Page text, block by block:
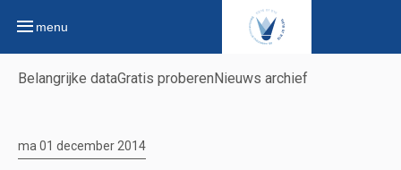
menu
Belangrijke dataGratis proberen Nieuws archief
ma 01 december 2014